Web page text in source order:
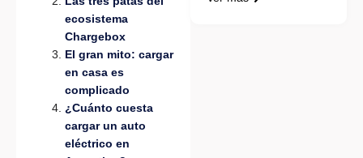
ecosistema
Chargebox
El gran mito: cargar
en casa es
complicado
¿Cuánto cuesta
cargar un auto
eléctrico en